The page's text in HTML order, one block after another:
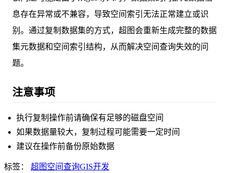
息存在异常或不兼容，导致空间索引无法正常建立或识
别。通过复制数据集的方式，超图会重新生成完整的数据
集元数据和空间索引结构，从而解决空间查询失效的问
题。
注意事项
执行复制操作前请确保有足够的磁盘空间
如果数据量较大，复制过程可能需要一定时间
建议在操作前备份原始数据
标签： 超图 空间查询GIS开发